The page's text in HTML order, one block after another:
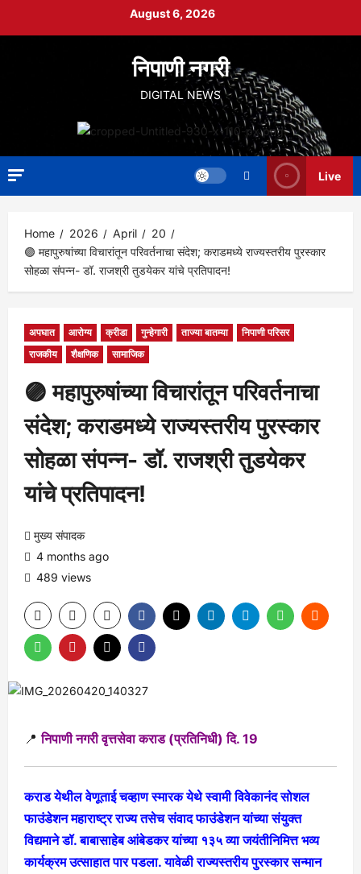
August 6, 2026
निपाणी नगरी
DIGITAL NEWS
Live
Home 2026 April
20
🟣 महापुरुषांच्या विचारांतून परिवर्तनाचा संदेश; कराडमध्ये राज्यस्तरीय पुरस्कार
सोहळा संपन्न- डॉ. राजश्री तुडयेकर यांचे प्रतिपादन!
अपघात आरोग्य क्रीडा गुन्हेगारी ताज्या बातम्या
निपाणी परिसर
राजकीय
शैक्षणिक सामाजिक
🟣 महापुरुषांच्या विचारांतून परिवर्तनाचा
संदेश; कराडमध्ये राज्यस्तरीय पुरस्कार
सोहळा संपन्न- डॉ. राजश्री तुडयेकर
यांचे प्रतिपादन!
मुख्य संपादक
4 months ago
489 views
📍निपाणी नगरी वृत्तसेवा कराड (प्रतिनिधी) दि. 19
कराड येथील वेणूताई चव्हाण स्मारक येथे स्वामी विवेकानंद सोशल
फाउंडेशन महाराष्ट्र राज्य तसेच संवाद फाउंडेशन यांच्या संयुक्त
विद्यमाने डॉ. बाबासाहेब आंबेडकर यांच्या १३५ व्या जयंतीनिमित्त भव्य
कार्यक्रम उत्साहात पार पडला. यावेळी राज्यस्तरीय पुरस्कार सन्मान